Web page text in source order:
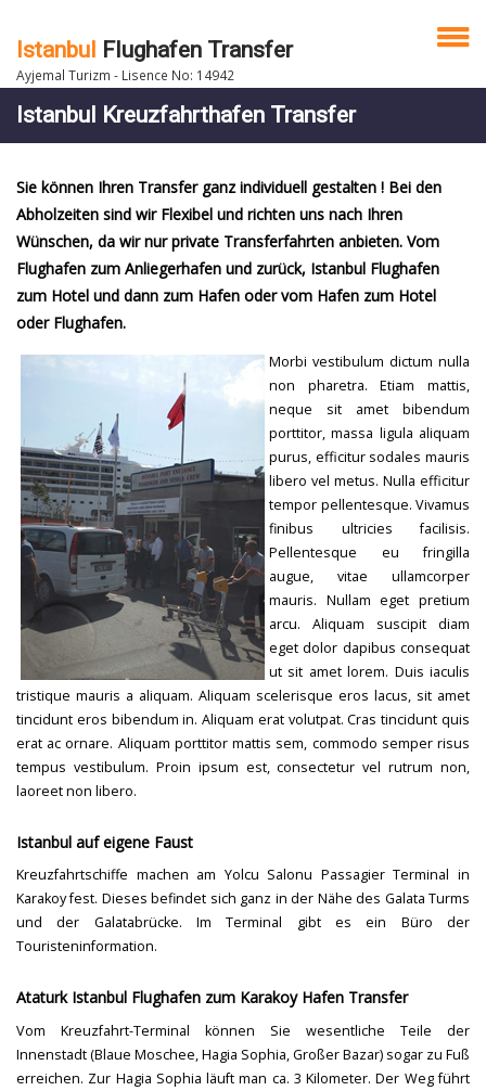
Istanbul Flughafen Transfer
Ayjemal Turizm - Lisence No: 14942
Istanbul Kreuzfahrthafen Transfer
Sie können Ihren Transfer ganz individuell gestalten ! Bei den
Abholzeiten sind wir Flexibel und richten uns nach Ihren
Wünschen, da wir nur private Transferfahrten anbieten. Vom
Flughafen zum Anliegerhafen und zurück, Istanbul Flughafen
zum Hotel und dann zum Hafen oder vom Hafen zum Hotel
oder Flughafen.
Morbi vestibulum dictum nulla
non pharetra. Etiam mattis,
neque sit amet bibendum
porttitor, massa ligula aliquam
purus, efficitur sodales mauris
libero vel metus. Nulla efficitur
tempor pellentesque. Vivamus
finibus ultricies facilisis.
Pellentesque eu fringilla
augue, vitae ullamcorper
mauris. Nullam eget pretium
arcu. Aliquam suscipit diam
eget dolor dapibus consequat
ut sit amet lorem. Duis iaculis
tristique mauris a aliquam. Aliquam scelerisque eros lacus, sit amet
tincidunt eros bibendum in. Aliquam erat volutpat. Cras tincidunt quis
erat ac ornare. Aliquam porttitor mattis sem, commodo semper risus
tempus vestibulum. Proin ipsum est, consectetur vel rutrum non,
laoreet non libero.
Istanbul auf eigene Faust
Kreuzfahrtschiffe machen am Yolcu Salonu Passagier Terminal in
Karakoy fest. Dieses befindet sich ganz in der Nähe des Galata Turms
und der Galatabrücke. Im Terminal gibt es ein Büro der
Touristeninformation.
Ataturk Istanbul Flughafen zum Karakoy Hafen Transfer
Vom Kreuzfahrt-Terminal können Sie wesentliche Teile der
Innenstadt (Blaue Moschee, Hagia Sophia, Großer Bazar) sogar zu Fuß
erreichen. Zur Hagia Sophia läuft man ca. 3 Kilometer. Der Weg führt